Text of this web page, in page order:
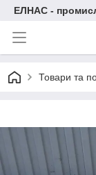
ЕЛНАС -
Товари та